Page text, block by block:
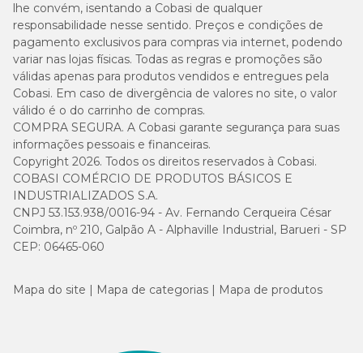
4º
100%
Zootekna
Preço e Onde Comprar
Adquira aRação Extrusada para Calopsita e Periquitos
Zootekna com preço imperdível na Cobasi. Aproveite as
facilidades do Cobasi Jápara receber em poucas horas,
economize com aCompra Programada
vantagens com o
retirar sua compra na loja mais próxima com a opção
Retira em Loja .
lhe convém, isentando a Cobasi de qualquer
responsabilidade nesse sentido. Preços e condições de
pagamento exclusivos para compras via internet, podendo
variar nas lojas físicas. Todas as regras e promoções são
válidas apenas para produtos vendidos e entregues pela
Cobasi. Em caso de divergência de valores no site, o valor
válido é o do carrinho de compras.
COMPRA SEGURA. A Cobasi garante segurança para suas
informações pessoais e financeiras.
Copyright 2026. Todos os direitos reservados à Cobasi.
COBASI COMÉRCIO DE PRODUTOS BÁSICOS E
INDUSTRIALIZADOS S.A.
CNPJ 53.153.938/0016-94 - Av. Fernando Cerqueira César
Coimbra, nº 210, Galpão A - Alphaville Industrial, Barueri - SP
CEP: 06465-060
Mapa do site Mapa de categorias Mapa de produtos